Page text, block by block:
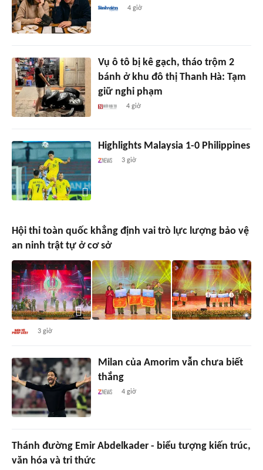
4 giờ
Vụ ô tô bị kê gạch, tháo trộm 2
bánh ở khu đô thị Thanh Hà: Tạm
giữ nghi phạm
4 giờ
Highlights Malaysia 1-0 Philippines
3 giờ
Hội thi toàn quốc khẳng định vai trò lực lượng bảo vệ
an ninh trật tự ở cơ sở
3 giờ
Milan của Amorim vẫn chưa biết
thắng
4 giờ
Thánh đường Emir Abdelkader - biểu tượng kiến trúc,
văn hóa và tri thức